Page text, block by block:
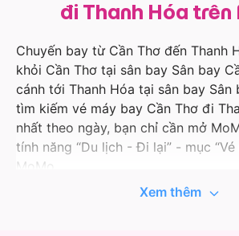
đi Thanh Hóa trên
Chuyến bay từ Cần Thơ đến Thanh
khỏi Cần Thơ tại sân bay Sân bay
cánh tới Thanh Hóa tại sân bay Sân
tìm kiếm vé máy bay Cần Thơ đi
nhất theo ngày, bạn chỉ cần mở
tính năng “Du lịch - Đi lại” - mục
MoMo.
Ứng dụng MoMo liên tục cập nhật
Xem thêm